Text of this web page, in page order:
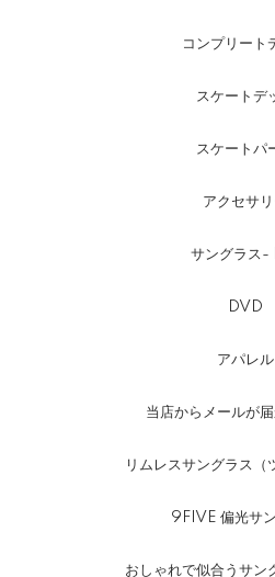
コンプリート
スケートデ
スケートパ
アクセサ
サングラス-
DVD
アパレル
当店からメールが
リムレスサングラス（
9FIVE 偏光サ
おしゃれで似合うサン